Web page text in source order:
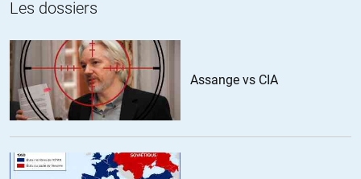
NOUS sommes (génailement) manipulés.
+4 ALERTER
VVR//09.09.2021 à 11h48
Aussi longtemps que l’on n’a pas besoin de recruter en masse
guerre et l’opinion ne verra tout simplement pas les familles
Les dossiers
Assange vs CIA